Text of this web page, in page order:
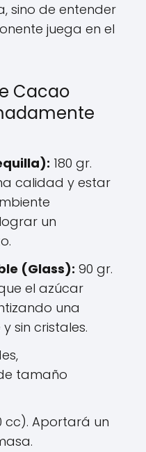
sino de entender
juega en el
Cacao
180 gr.
calidad y estar
un
(Glass): 90 gr.
el azúcar
una
sin cristales.
tamaño
cc). Aportará un